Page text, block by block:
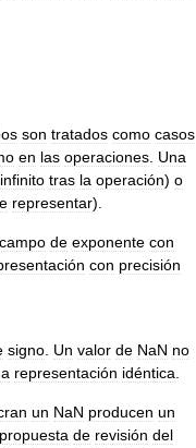
son tratados como casos
en las operaciones Una
infinito tras la operación) o
representar).
campo de exponente con
con precisión
signo Un valor de NaN no
representación idéntica
un NaN producen un
propuesta de revisión del